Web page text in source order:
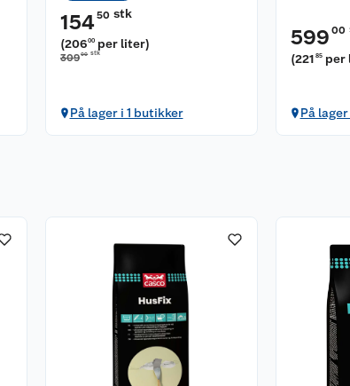
15450 stk
(20600 per liter)
30900 stk
På lager i 1 butikker
599 00
(221 85 per
På